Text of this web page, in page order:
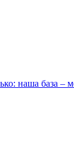
наша база –